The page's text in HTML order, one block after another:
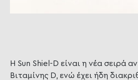
Η Sun Shiel-D είναι η νέα σειρά
Βιταμίνης D, ενώ έχει ήδη